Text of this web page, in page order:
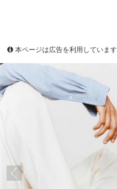
本ページは広告を利用しています